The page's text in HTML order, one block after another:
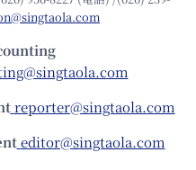
reporter@singtaola.com
editor@singtaola.com